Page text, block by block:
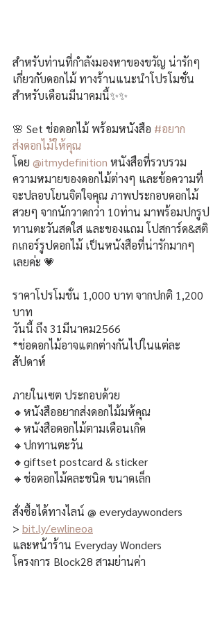
สำหรับท่านที่กำลังมองหาของขวัญ น่ารักๆ
เกี่ยวกับดอกไม้ ทางร้านแนะนำโปรโมชั่น
สำหรับเดือนมีนาคมนี้✨️✨️
🌸 Set ช่อดอกไม้ พร้อมหนังสือ #อยาก
ส่งดอกไม้ให้คุณ
โดย @itmydefinition หนังสือที่รวบรวม
ความหมายของดอกไม้ต่างๆ และข้อความที่
จะปลอบโยนจิตใจคุณ ภาพประกอบดอกไม้
สวยๆ จากนักวาดกว่า 10ท่าน มาพร้อมปกรูป
ทานตะวันสดใส และของแถม โปสการ์ด&สติ
กเกอร์รูปดอกไม้ เป็นหนังสือที่น่ารักมากๆ
เลยค่ะ 💗
ราคาโปรโมชั่น 1,000 บาท จากปกติ 1,200
บาท
วันนี้ ถึง 31มีนาคม2566
*ช่อดอกไม้อาจแตกต่างกันไปในแต่ละ
สัปดาห์
ภายในเซต ประกอบด้วย
🔸️หนังสืออยากส่งดอกไม้มห้คุณ
🔸️หนังสือดอกไม้ตามเดือนเกิด
🔸️ปกทานตะวัน
🔸️giftset postcard & sticker
🔸️ช่อดอกไม้คละชนิด ขนาดเล็ก
สั่งซื้อได้ทางไลน์ @ everydaywonders
> bit.ly/ewlineoa
และหน้าร้าน Everyday Wonders
โครงการ Block28 สามย่านค่า